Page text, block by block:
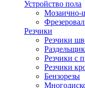
Устройство пола
Мозаично-
Резчики
Резчики
Резчики с
Резчики
Бензорезы